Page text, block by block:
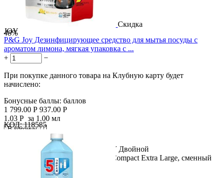
Скидка
48%
JOY
P&G Joy Дезинфицирующее средство для мытья посуды с
ароматом лимона, мягкая упаковка с ...
+
−
При покупке данного товара на Клубную карту будет
начислено:
Бонусные баллы: баллов
1 799.00 Р 937.00 Р
1.03 Р за 1.00 мл
В корзину

Название продукта: P&G Joy JOY Двойной
дезинфицирующий раствор Joy Compact Extra Large, сменный
блок 910 мл....
КОД: 118585